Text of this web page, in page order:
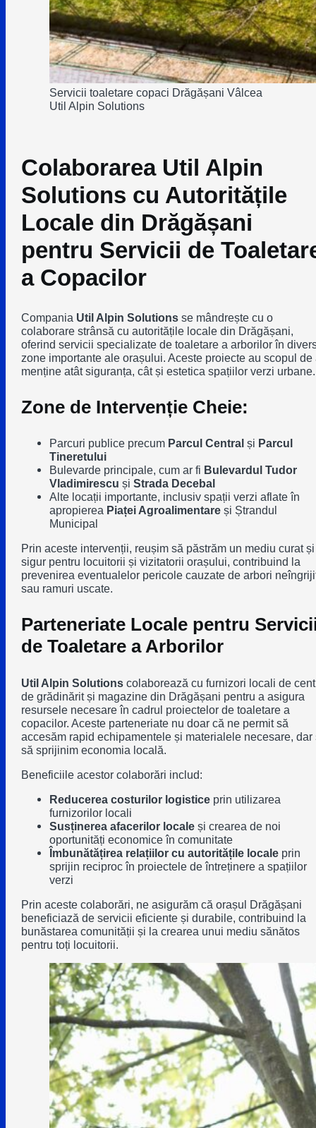
Servicii toaletare copaci Drăgășani Vâlcea
Util Alpin Solutions
Colaborarea Util Alpin
Solutions cu Autoritățile
Locale din Drăgășani
pentru Servicii de
a Copacilor
Compania Util Alpin Solutionsse mândrește cu o
colaborare strânsă cu autoritățile locale din Drăgășani,
oferind servicii specializate de toaletare a arborilor în
zone importante ale orașului. Aceste proiecte au scopul de
menține atât siguranța, cât și estetica spațiilor verzi urbane.
Zone de Intervenție Cheie:
Parcuri publice precum Parcul Centralși Parcul
Tineretului
Bulevarde principale, cum ar fi Bulevardul Tudor
Vladimirescu și Strada Decebal
Alte locații importante, inclusiv spații verzi aflate în
apropierea Piaței Agroalimentareși Ștrandul
Municipal
Prin aceste intervenții, reușim să păstrăm un mediu curat și
sigur pentru locuitorii și vizitatorii orașului, contribuind la
prevenirea eventualelor pericole cauzate de arbori
sau ramuri uscate.
Parteneriate Locale pentru
de Toaletare a Arborilor
Util Alpin Solutionscolaborează cu furnizori locali de
de grădinărit și magazine din Drăgășani pentru a asigura
resursele necesare în cadrul proiectelor de toaletare a
copacilor. Aceste parteneriate nu doar că ne permit să
accesăm rapid echipamentele și materialele necesare, dar
să sprijinim economia locală.
Beneficiile acestor colaborări includ:
Reducerea costurilor logisticeprin utilizarea
furnizorilor locali
Susținerea afacerilor localeși crearea de noi
oportunități economice în comunitate
Îmbunătățirea relațiilor cu autoritățile localeprin
sprijin reciproc în proiectele de întreținere a spațiilor
verzi
Prin aceste colaborări, ne asigurăm că orașul Drăgășani
beneficiază de servicii eficiente și durabile, contribuind la
bunăstarea comunității și la crearea unui mediu sănătos
pentru toți locuitorii.